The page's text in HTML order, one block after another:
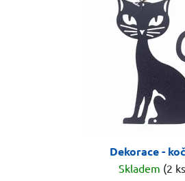
Dekorace -
Skladem (2